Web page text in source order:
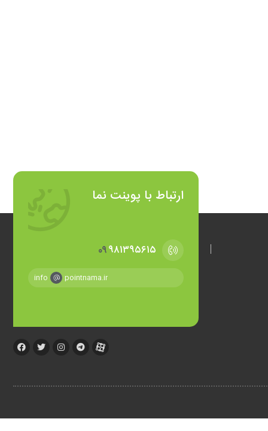
ارتباط با پوینت نما
۰۹۹۸۱۳۹۵۶۱۵
info pointnama.ir